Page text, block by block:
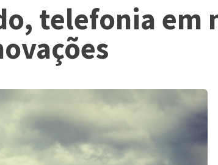
ACONTECE NA 2S
telefonia em